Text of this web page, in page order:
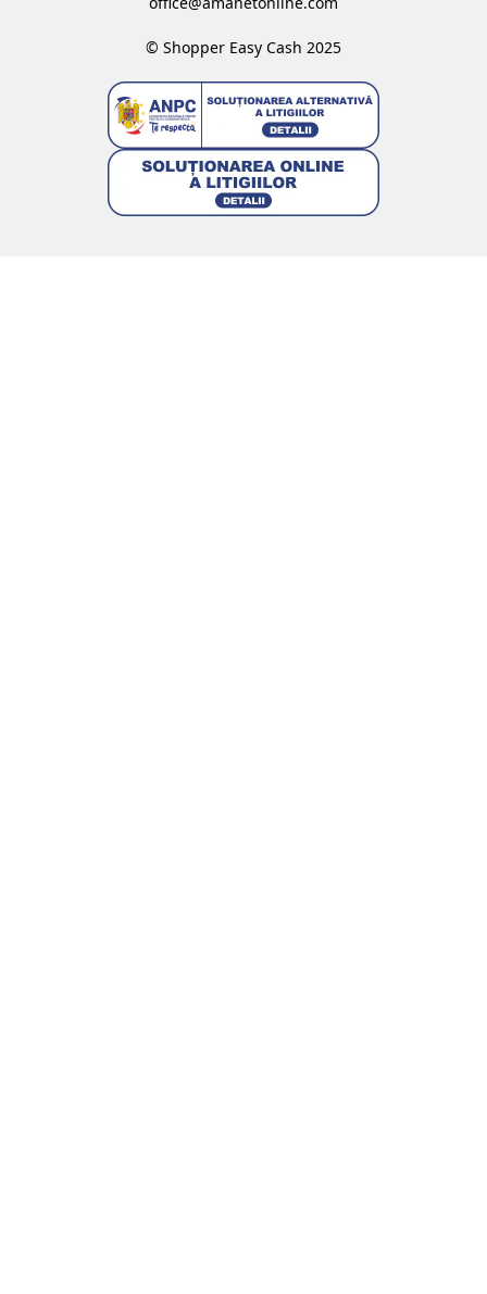
© Shopper Easy Cash 2025